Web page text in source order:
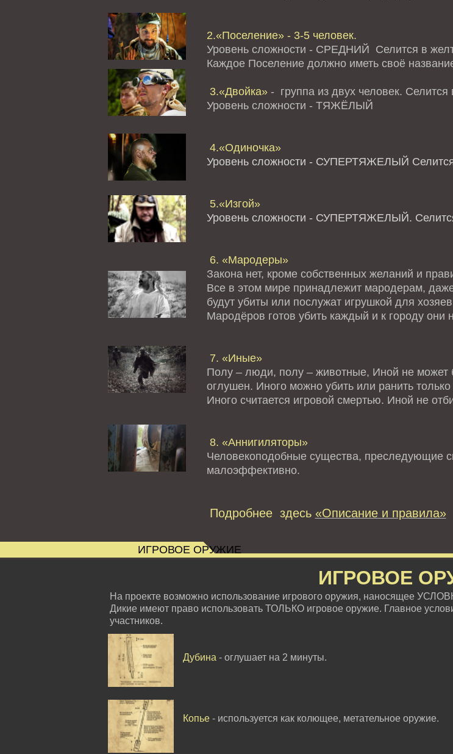
2.«Поселение» - 3-5 человек.
Уровень сложности - СРЕДНИЙ Селится в
Каждое Поселение должно иметь своё
3.«Двойка»- группа из двух человек. Селится
Уровень сложности - ТЯЖЁЛЫЙ
4.«Одиночка»
Уровень сложности - СУПЕРТЯЖЕЛЫЙ Селится
5.«Изгой»
Уровень сложности - СУПЕРТЯЖЕЛЫЙ.
6. «Мародеры»
Закона нет, кроме собственных желаний и
Все в этом мире принадлежит мародерам,
будут убиты или послужат игрушкой для
Мародёров готов убить каждый и к городу они
7. «Иные»
Полу – люди, полу – животные, Иной не
оглушен. Иного можно убить или ранить
Иного считается игровой смертью. Иной не
8. «Аннигиляторы»
Человекоподобные существа, преследующие
малоэффективно.
Подробнее здесь «Описание и правила»
ИГРОВОЕ
На проекте возможно использование игрового оружия, наносящее
Дикие имеют право использовать ТОЛЬКО игровое оружие. Главное
участников.
Дубина - оглушает на 2 минуты.
Копье - используется как колющее, метательное оружие.
ИГРОВОЕ ОРУЖИЕ